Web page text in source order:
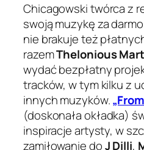
Chicagowski twórca z
swoją muzykę za
nie brakuje też
razemThelonious
wydać bezpłatny
tracków, w tym kilku z
innych muzyków.
(doskonała okładka)
inspiracje artysty, w
zamiłowanie doJ Dilli,